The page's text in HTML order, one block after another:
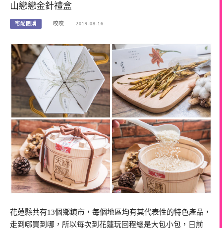
山戀戀金針禮盒
宅配團購 咬咬 2019-08-16
花蓮縣共有13個鄉鎮市，每個地區均有其代表性的特色產品，
走到哪買到哪，所以每次到花蓮玩回程總是大包小包，日前